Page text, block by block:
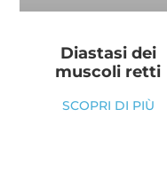
Diastasi dei
muscoli retti
SCOPRI DI PIÙ